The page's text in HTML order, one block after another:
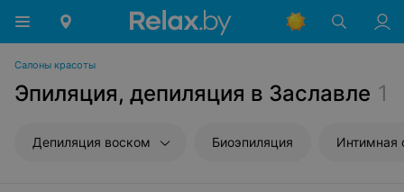
Салоны красоты
Эпиляция, депиляция в Заславле 1
Депиляция воском Биоэпиляция Интимная